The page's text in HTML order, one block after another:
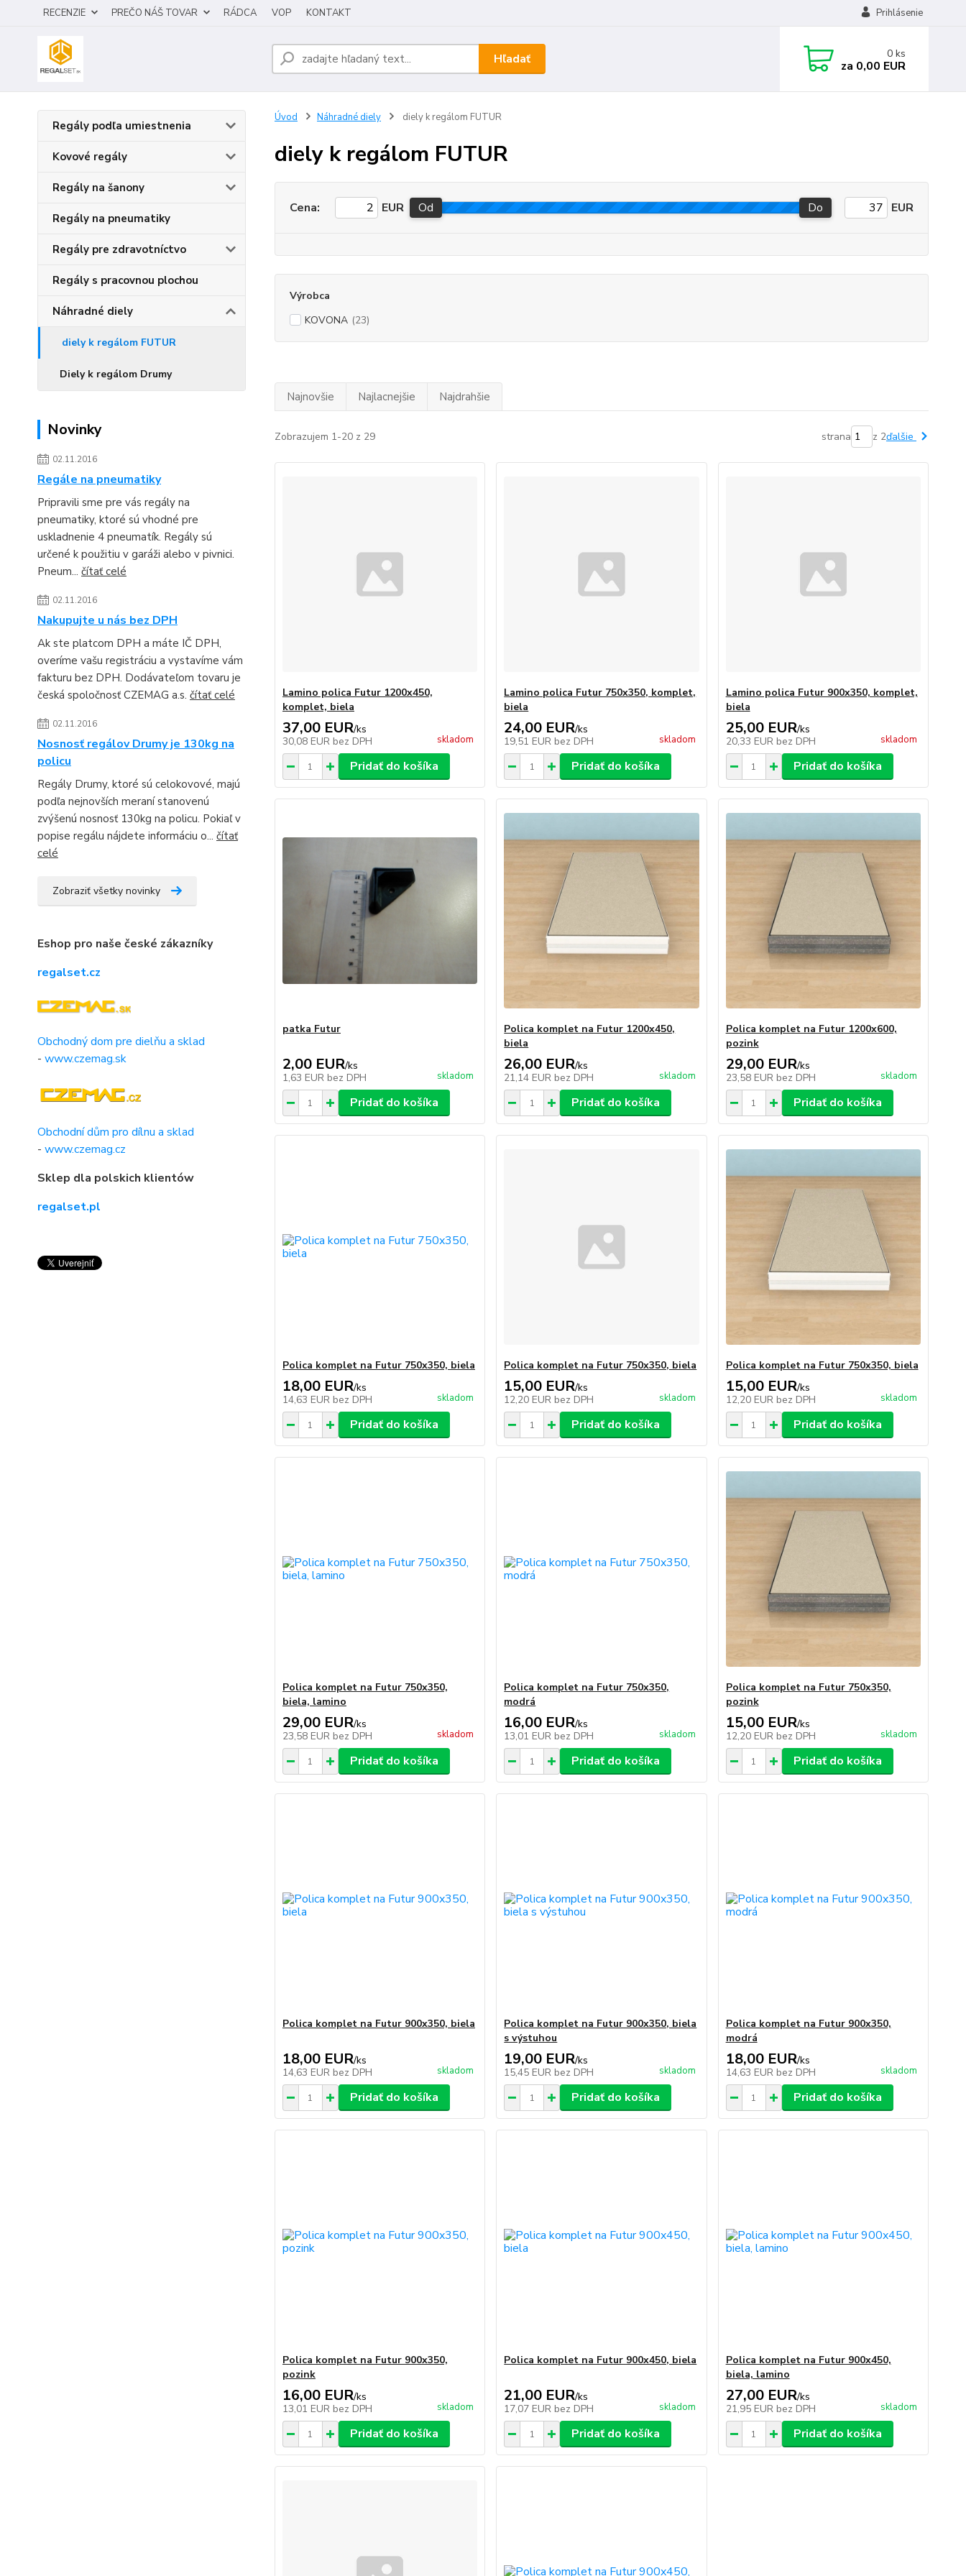
RECENZIE PREČO NÁŠ TOVAR RÁDCA VOP KONTAKT Prihlásenie
Hľadať 0 ks
za 0,00 EUR
Regály podľa umiestnenia
Kovové regály
Regály na šanony
Regály na pneumatiky
Regály pre zdravotníctvo
Regály s pracovnou plochou
Náhradné diely
diely k regálom FUTUR
Diely k regálom Drumy
Novinky
02.11.2016
Regále na pneumatiky
Pripravili sme pre vás regály na
pneumatiky, ktoré sú vhodné pre
uskladnenie 4 pneumatík. Regály sú
určené k použitiu v garáži alebo v pivnici.
Pneum... čítať celé
02.11.2016
Nakupujte u nás bez DPH
Ak ste platcom DPH a máte IČ DPH,
overíme vašu registráciu a vystavíme vám
fakturu bez DPH. Dodávateľom tovaru je
česká spoločnosť CZEMAG a.s. čítať celé
02.11.2016
Nosnosť regálov Drumy je 130kg na
policu
Regály Drumy, ktoré sú celokovové, majú
podľa nejnovších meraní stanovenú
zvýšenú nosnosť 130kg na policu. Pokiaľ v
popise regálu nájdete informáciu o... čítať
celé
Zobraziť všetky novinky
Eshop pro naše české zákazníky
regalset.cz
Obchodný dom pre dielňu a sklad
- www.czemag.sk
Obchodní dům pro dílnu a sklad
- www.czemag.cz
Sklep dla polskich klientów
regalset.pl
Úvod Náhradné diely diely k regálom FUTUR
diely k regálom FUTUR
Cena: EUR Od Do EUR
Výrobca
KOVONA (23)
Najnovšie Najlacnejšie Najdrahšie
Zobrazujem 1-20 z 29 strana z 2ďalšie
Lamino polica Futur 1200x450,
komplet, biela
37,00 EUR/ks
30,08 EUR bez DPH skladom
Pridať do košíka
Lamino polica Futur 750x350, komplet,
biela
24,00 EUR/ks
19,51 EUR bez DPH skladom
Pridať do košíka
Lamino polica Futur 900x350, komplet,
biela
25,00 EUR/ks
20,33 EUR bez DPH skladom
Pridať do košíka
patka Futur
2,00 EUR/ks
1,63 EUR bez DPH skladom
Pridať do košíka
Polica komplet na Futur 1200x450,
biela
26,00 EUR/ks
21,14 EUR bez DPH skladom
Pridať do košíka
Polica komplet na Futur 1200x600,
pozink
29,00 EUR/ks
23,58 EUR bez DPH skladom
Pridať do košíka
Polica komplet na Futur 750x350, biela
18,00 EUR/ks
14,63 EUR bez DPH skladom
Pridať do košíka
Polica komplet na Futur 750x350, biela
15,00 EUR/ks
12,20 EUR bez DPH skladom
Pridať do košíka
Polica komplet na Futur 750x350, biela
15,00 EUR/ks
12,20 EUR bez DPH skladom
Pridať do košíka
Polica komplet na Futur 750x350,
biela, lamino
29,00 EUR/ks
23,58 EUR bez DPH skladom
Pridať do košíka
Polica komplet na Futur 750x350,
modrá
16,00 EUR/ks
13,01 EUR bez DPH skladom
Pridať do košíka
Polica komplet na Futur 750x350,
pozink
15,00 EUR/ks
12,20 EUR bez DPH skladom
Pridať do košíka
Polica komplet na Futur 900x350, biela
18,00 EUR/ks
14,63 EUR bez DPH skladom
Pridať do košíka
Polica komplet na Futur 900x350, biela
s výstuhou
19,00 EUR/ks
15,45 EUR bez DPH skladom
Pridať do košíka
Polica komplet na Futur 900x350,
modrá
18,00 EUR/ks
14,63 EUR bez DPH skladom
Pridať do košíka
Polica komplet na Futur 900x350,
pozink
16,00 EUR/ks
13,01 EUR bez DPH skladom
Pridať do košíka
Polica komplet na Futur 900x450, biela
21,00 EUR/ks
17,07 EUR bez DPH skladom
Pridať do košíka
Polica komplet na Futur 900x450,
biela, lamino
27,00 EUR/ks
21,95 EUR bez DPH skladom
Pridať do košíka